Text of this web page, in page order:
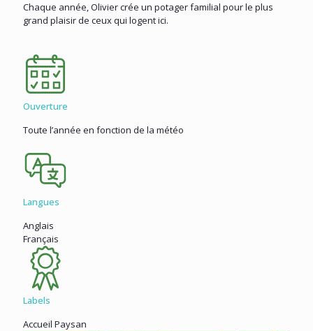
Chaque année, Olivier crée un potager familial pour le plus
grand plaisir de ceux qui logent ici.
Ouverture
Toute l’année en fonction de la météo
Langues
Anglais
Français
Labels
Accueil Paysan